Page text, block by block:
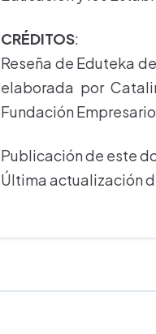
CRÉDITOS:
Reseña de Eduteka
elaborada por
Fundación
Publicación de este
Última actualización